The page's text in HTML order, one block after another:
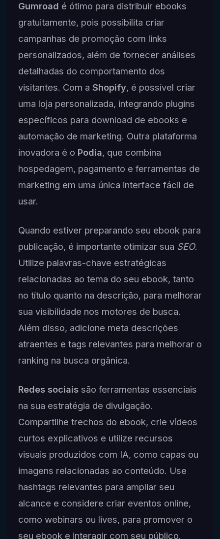
Gumroad é ótimo para distribuir ebooks
gratuitamente, pois possibilita criar
campanhas de promoção com links
personalizados, além de fornecer análises
detalhadas do comportamento dos
visitantes. Com a Shopify, é possível criar
uma loja personalizada, integrando plugins
específicos para download de ebooks e
automação de marketing. Outra plataforma
inovadora é o Podia, que combina
hospedagem, pagamento e ferramentas de
marketing em uma única interface fácil de
usar.
Quando estiver preparando seu ebook para
publicação, é importante otimizar sua SEO.
Utilize palavras-chave estratégicas
relacionadas ao tema do seu ebook, tanto
no título quanto na descrição, para melhorar
sua visibilidade nos motores de busca.
Além disso, adicione meta descrições
atraentes e tags relevantes para melhorar o
ranking na busca orgânica.
Redes sociaissão ferramentas essenciais
na sua estratégia de divulgação.
Compartilhe trechos do ebook, crie vídeos
curtos explicativos e utilize recursos
visuais produzidos com IA, como capas ou
imagens relacionadas ao conteúdo. Use
hashtags relevantes para ampliar seu
alcance e considere criar eventos online,
como webinars ou lives, para promover o
seu ebook e interagir com seu público.